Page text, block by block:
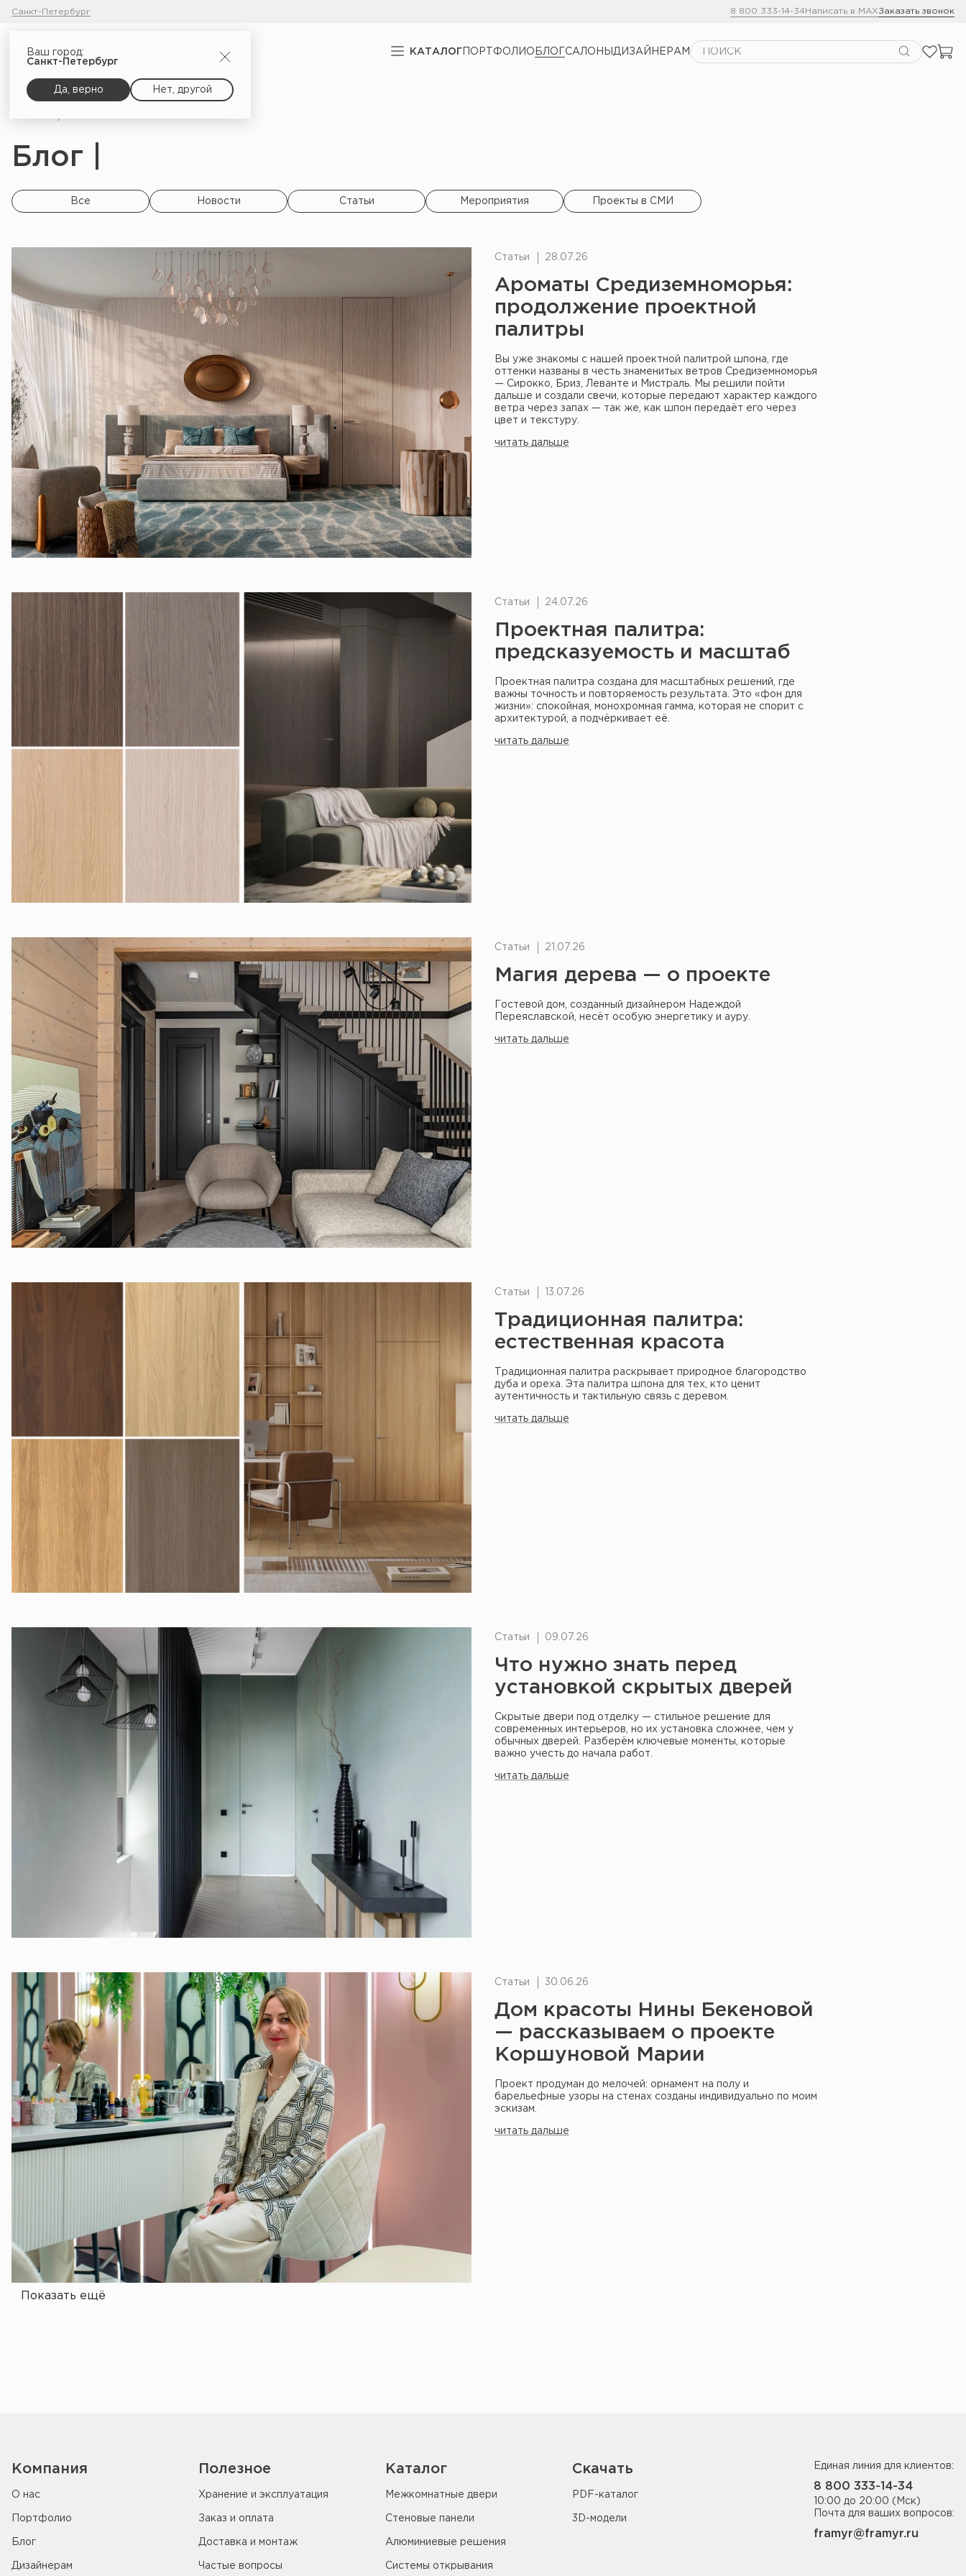
Санкт-Петербург 8 800 333-14-34Написать в MAXЗаказать звонок
КАТАЛОГ ПОРТФОЛИО БЛОГСАЛОНЫ ДИЗАЙНЕРАМ
Ваш город:
Санкт-Петербург
Да, верно Нет, другой
Блог |
Все Новости Статьи Мероприятия Проекты в СМИ
Статьи 28.07.26
Ароматы Средиземноморья:
продолжение проектной
палитры
Вы уже знакомы с нашей проектной палитрой шпона, где
оттенки названы в честь знаменитых ветров Средиземноморья
— Сирокко, Бриз, Леванте и Мистраль. Мы решили пойти
дальше и создали свечи, которые передают характер каждого
ветра через запах — так же, как шпон передаёт его через
цвет и текстуру.
читать дальше
Статьи 24.07.26
Проектная палитра:
предсказуемость и масштаб
Проектная палитра создана для масштабных решений, где
важны точность и повторяемость результата. Это «фон для
жизни»: спокойная, монохромная гамма, которая не спорит с
архитектурой, а подчёркивает её.
читать дальше
Статьи 21.07.26
Магия дерева — о проекте
Гостевой дом, созданный дизайнером Надеждой
Переяславской, несёт особую энергетику и ауру.
читать дальше
Статьи 13.07.26
Традиционная палитра:
естественная красота
Традиционная палитра раскрывает природное благородство
дуба и ореха. Эта палитра шпона для тех, кто ценит
аутентичность и тактильную связь с деревом.
читать дальше
Статьи 09.07.26
Что нужно знать перед
установкой скрытых дверей
Скрытые двери под отделку — стильное решение для
современных интерьеров, но их установка сложнее, чем у
обычных дверей. Разберём ключевые моменты, которые
важно учесть до начала работ.
читать дальше
Статьи 30.06.26
Дом красоты Нины Бекеновой
— рассказываем о проекте
Коршуновой Марии
Проект продуман до мелочей: орнамент на полу и
барельефные узоры на стенах созданы индивидуально по моим
эскизам.
читать дальше
Показать ещё
Компания
О нас
Портфолио
Блог
Дизайнерам
Полезное
Хранение и эксплуатация
Заказ и оплата
Доставка и монтаж
Частые вопросы
Каталог
Межкомнатные двери
Стеновые панели
Алюминиевые решения
Системы открывания
Скачать
PDF-каталог
3D-модели
Единая линия для клиентов:
8 800 333-14-34
10:00 до 20:00 (Мск)
Почта для ваших вопросов:
framyr@framyr.ru